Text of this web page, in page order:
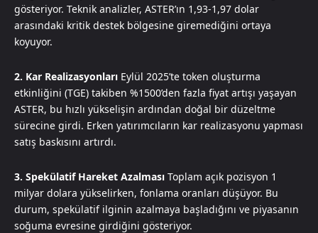
gösteriyor. Teknik analizler, ASTER’ın 1,93-1,97 dolar
arasındaki kritik destek bölgesine giremediğini ortaya
koyuyor.
2. Kar Realizasyonları Eylül 2025’te token oluşturma
etkinliğini (TGE) takiben %1500’den fazla fiyat artışı yaşayan
ASTER, bu hızlı yükselişin ardından doğal bir düzeltme
sürecine girdi. Erken yatırımcıların kar realizasyonu yapması
satış baskısını artırdı.
3. Spekülatif Hareket Azalması Toplam açık pozisyon 1
milyar dolara yükselirken, fonlama oranları düşüyor. Bu
durum, spekülatif ilginin azalmaya başladığını ve piyasanın
soğuma evresine girdiğini gösteriyor.